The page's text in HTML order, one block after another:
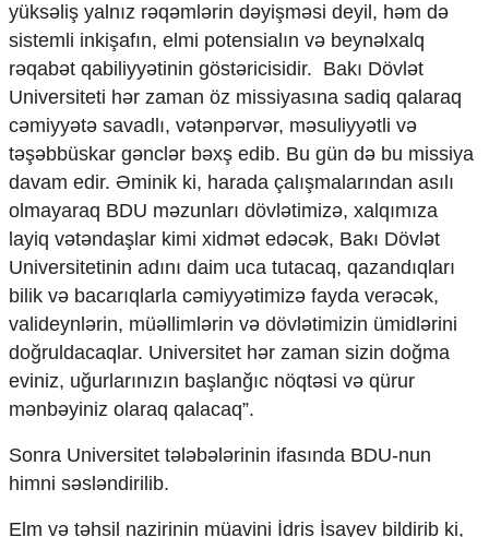
yüksəliş yalnız rəqəmlərin dəyişməsi deyil, həm də
sistemli inkişafın, elmi potensialın və beynəlxalq
rəqabət qabiliyyətinin göstəricisidir. Bakı Dövlət
Universiteti hər zaman öz missiyasına sadiq qalaraq
cəmiyyətə savadlı, vətənpərvər, məsuliyyətli və
təşəbbüskar gənclər bəxş edib. Bu gün də bu missiya
davam edir. Əminik ki, harada çalışmalarından asılı
olmayaraq BDU məzunları dövlətimizə, xalqımıza
layiq vətəndaşlar kimi xidmət edəcək, Bakı Dövlət
Universitetinin adını daim uca tutacaq, qazandıqları
bilik və bacarıqlarla cəmiyyətimizə fayda verəcək,
valideynlərin, müəllimlərin və dövlətimizin ümidlərini
doğruldacaqlar. Universitet hər zaman sizin doğma
eviniz, uğurlarınızın başlanğıc nöqtəsi və qürur
mənbəyiniz olaraq qalacaq”.
Sonra Universitet tələbələrinin ifasında BDU-nun
himni səsləndirilib.
Elm və təhsil nazirinin müavini İdris İsayev bildirib ki,